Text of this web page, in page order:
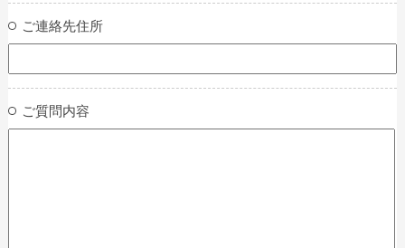
ご連絡先住所
ご質問内容